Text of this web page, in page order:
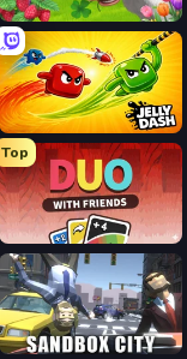
Country Life Meadows
Jelly Dash
Top
DUO With Friends
Sandbox City